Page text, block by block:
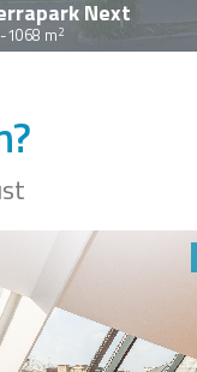
Next
1068 m2